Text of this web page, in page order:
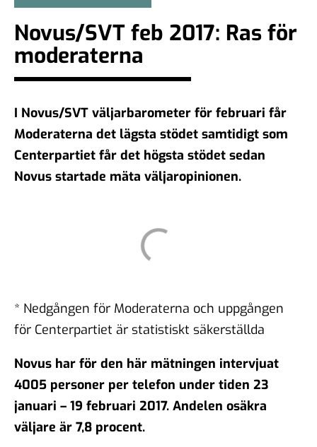
Novus/SVT feb 2017: Ras för
moderaterna
I Novus/SVT väljarbarometer för februari får
Moderaterna det lägsta stödet samtidigt som
Centerpartiet får det högsta stödet sedan
Novus startade mäta väljaropinionen.
* Nedgången för Moderaterna och uppgången
för Centerpartiet är statistiskt säkerställda
Novus har för den här mätningen intervjuat
4005 personer per telefon under tiden 23
januari – 19 februari 2017. Andelen osäkra
väljare är 7,8 procent.